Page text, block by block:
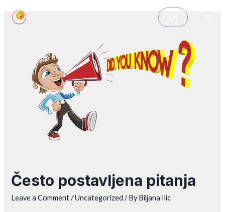
Često postavljena pitanja
Leave a Comment /Uncategorized / ByBiljana Ilic